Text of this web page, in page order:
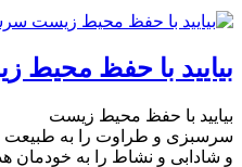
بیایید با حفظ
بیایید با حفظ محیط زیست
سرسبزی و طراوت را به طبیعت
و شادابی و نشاط را به خودمان